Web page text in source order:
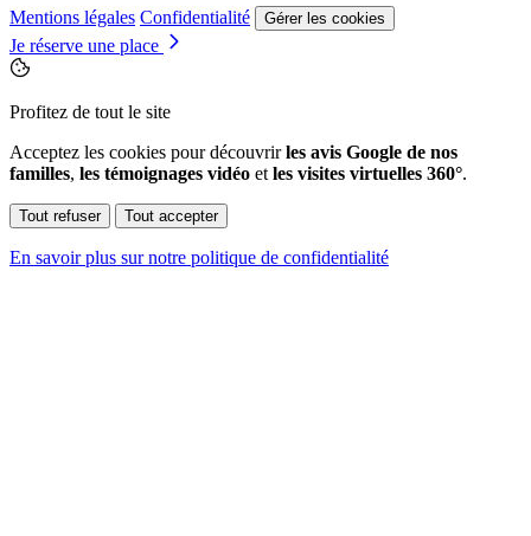
Mentions légales Confidentialité Gérer les cookies
Je réserve une place
Profitez de tout le site
Acceptez les cookies pour découvrirles avis Google de nos
familles, les témoignages vidéo et les visites virtuelles 360°.
Tout refuser Tout accepter
En savoir plus sur notre politique de confidentialité